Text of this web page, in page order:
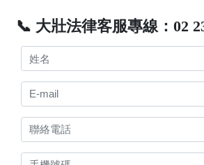
📞 大壯法律客服專線：02